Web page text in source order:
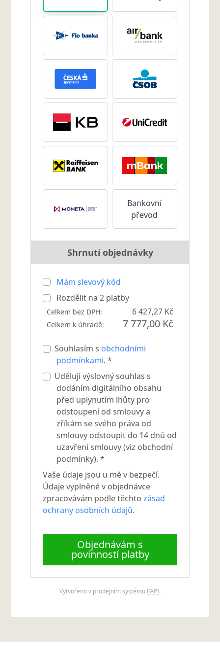
Bankovní
převod
Shrnutí objednávky
Mám slevový kód
Rozdělit na2 platby
Celkem bez DPH: 6 427,27 Kč
Celkem k úhradě: 7 777,00 Kč
Souhlasím s obchodními
podmínkami. *
Uděluji výslovný souhlas s
dodáním digitálního obsahu
před uplynutím lhůty pro
odstoupení od smlouvy a
zříkám se svého práva od
smlouvy odstoupit do 14 dnů od
uzavření smlouvy (viz obchodní
podmínky). *
Vaše údaje jsou u mě v bezpečí.
Údaje vyplněné v objednávce
zpracovávám podle těchtozásad
ochrany osobních údajů.
Objednávám s
povinností platby
Vytvořeno v prodejním systému FAPI.